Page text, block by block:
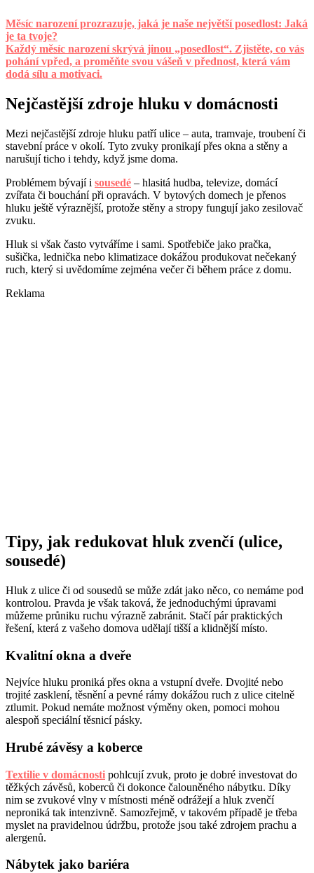
Měsíc narození prozrazuje, jaká je naše největší posedlost: Jaká
je ta tvoje?
Každý měsíc narození skrývá jinou „posedlost“. Zjistěte, co vás
pohání vpřed, a proměňte svou vášeň v přednost, která vám
dodá sílu a motivaci.
Nejčastější zdroje hluku v domácnosti
Mezi nejčastější zdroje hluku patří ulice – auta, tramvaje, troubení či
stavební práce v okolí. Tyto zvuky pronikají přes okna a stěny a
narušují ticho i tehdy, když jsme doma.
Problémem bývají i sousedé – hlasitá hudba, televize, domácí
zvířata či bouchání při opravách. V bytových domech je přenos
hluku ještě výraznější, protože stěny a stropy fungují jako zesilovač
zvuku.
Hluk si však často vytváříme i sami. Spotřebiče jako pračka,
sušička, lednička nebo klimatizace dokážou produkovat nečekaný
ruch, který si uvědomíme zejména večer či během práce z domu.
Reklama
Tipy, jak redukovat hluk zvenčí (ulice,
sousedé)
Hluk z ulice či od sousedů se může zdát jako něco, co nemáme pod
kontrolou. Pravda je však taková, že jednoduchými úpravami
můžeme průniku ruchu výrazně zabránit. Stačí pár praktických
řešení, která z vašeho domova udělají tišší a klidnější místo.
Kvalitní okna a dveře
Nejvíce hluku proniká přes okna a vstupní dveře. Dvojité nebo
trojité zasklení, těsnění a pevné rámy dokážou ruch z ulice citelně
ztlumit. Pokud nemáte možnost výměny oken, pomoci mohou
alespoň speciální těsnicí pásky.
Hrubé závěsy a koberce
Textilie v domácnosti pohlcují zvuk, proto je dobré investovat do
těžkých závěsů, koberců či dokonce čalouněného nábytku. Díky
nim se zvukové vlny v místnosti méně odrážejí a hluk zvenčí
neproniká tak intenzivně. Samozřejmě, v takovém případě je třeba
myslet na pravidelnou údržbu, protože jsou také zdrojem prachu a
alergenů.
Nábytek jako bariéra